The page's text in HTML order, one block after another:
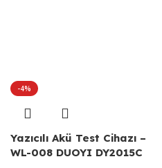
-4%
Yazıcılı Akü Test Cihazı –
WL-008 DUOYI DY2015C